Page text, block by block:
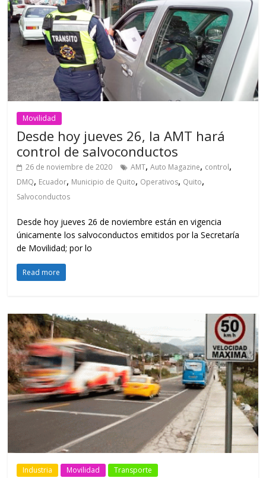
Movilidad
Desde hoy jueves 26, la AMT hará
control de salvoconductos
26 de noviembre de 2020 AMT,Auto Magazine, control,
DMQ, Ecuador, Municipio de Quito, Operativos, Quito,
Salvoconductos
Desde hoy jueves 26 de noviembre están en vigencia
únicamente los salvoconductos emitidos por la Secretaría
de Movilidad; por lo
Read more
Industria Movilidad Transporte